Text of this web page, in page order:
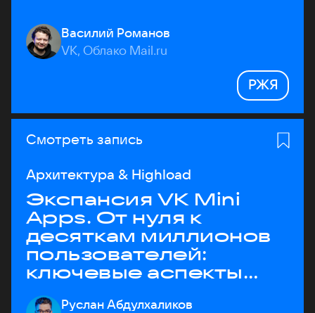
Василий Романов
VK, Облако Mail.ru
РЖЯ
Смотреть запись
Архитектура & Highload
Экспансия VK Mini
Apps. От нуля к
десяткам миллионов
пользователей:
ключевые аспекты
архитектуры
Руслан Абдулхаликов